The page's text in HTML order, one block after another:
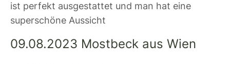
ist perfekt ausgestattet und man hat eine
superschöne Aussicht
09.08.2023 Mostbeck aus Wien